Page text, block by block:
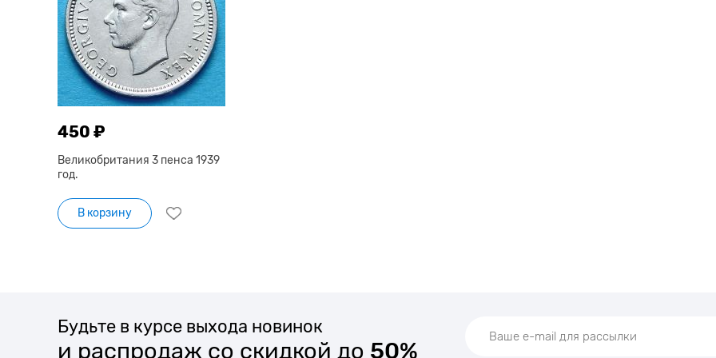
450 ₽
Великобритания 3 пенса 1939
год.
В корзину
Будьте в курсе выхода новинок
и распродаж со скидкой до 50%